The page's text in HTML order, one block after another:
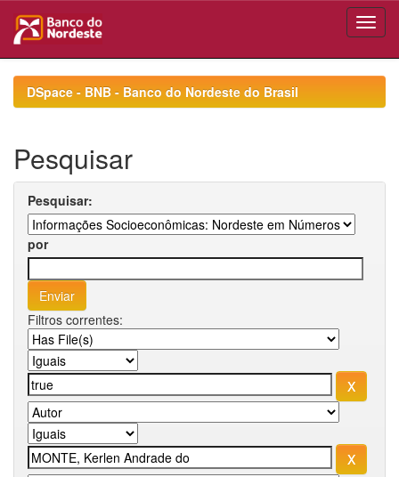
navigationDSpace - BNB - Banco do Nordeste do Brasil
Pesquisar
Pesquisar:
por
Filtros correntes: